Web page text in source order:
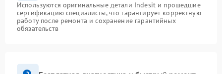
Используются оригинальные детали Indesit и прошедшие
сертификацию специалисты, что гарантирует корректную
работу после ремонта и сохранение гарантийных
обязательств